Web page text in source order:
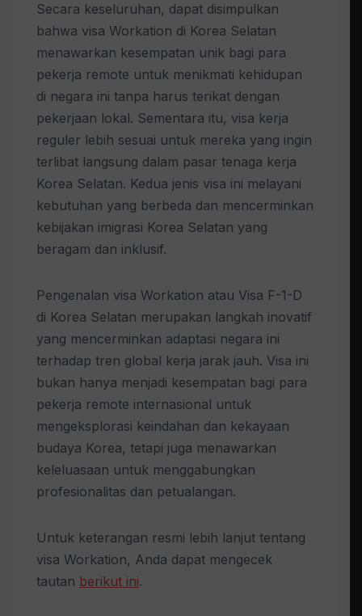
Secara keseluruhan, dapat disimpulkan
bahwa visa Workation di Korea Selatan
menawarkan kesempatan unik bagi para
pekerja remote untuk menikmati kehidupan
di negara ini tanpa harus terikat dengan
pekerjaan lokal. Sementara itu, visa kerja
reguler lebih sesuai untuk mereka yang ingin
terlibat langsung dalam pasar tenaga kerja
Korea Selatan. Kedua jenis visa ini melayani
kebutuhan yang berbeda dan mencerminkan
kebijakan imigrasi Korea Selatan yang
beragam dan inklusif.
Pengenalan visa Workation atau Visa F-1-D
di Korea Selatan merupakan langkah inovatif
yang mencerminkan adaptasi negara ini
terhadap tren global kerja jarak jauh. Visa ini
bukan hanya menjadi kesempatan bagi para
pekerja remote internasional untuk
mengeksplorasi keindahan dan kekayaan
budaya Korea, tetapi juga menawarkan
keleluasaan untuk menggabungkan
profesionalitas dan petualangan.
Untuk keterangan resmi lebih lanjut tentang
visa Workation, Anda dapat mengecek
tautan berikut ini.